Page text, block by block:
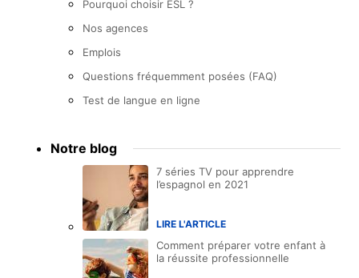
Pourquoi choisir ESL ?
Nos agences
Emplois
Questions fréquemment posées (FAQ)
Test de langue en ligne
Notre blog
7 séries TV pour apprendre
l’espagnol en 2021
LIRE L'ARTICLE
Comment préparer votre enfant à
la réussite professionnelle